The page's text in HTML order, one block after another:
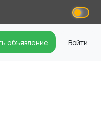
объявление Войти